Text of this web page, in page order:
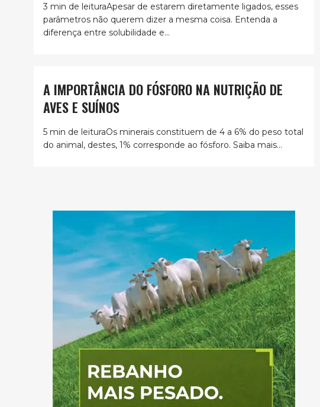
3 min de leituraApesar de estarem diretamente ligados, esses
parâmetros não querem dizer a mesma coisa. Entenda a
diferença entre solubilidade e...
A IMPORTÂNCIA DO FÓSFORO NA NUTRIÇÃO DE
AVES E SUÍNOS
5 min de leituraOs minerais constituem de 4 a 6% do peso total
do animal, destes, 1% corresponde ao fósforo. Saiba mais...